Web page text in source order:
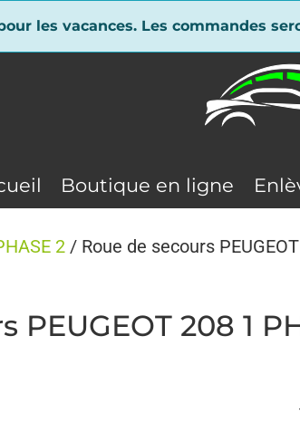
les vacances. Les commandes
Boutique en ligne
2 / Roue de secours
PEUGEOT 208 1